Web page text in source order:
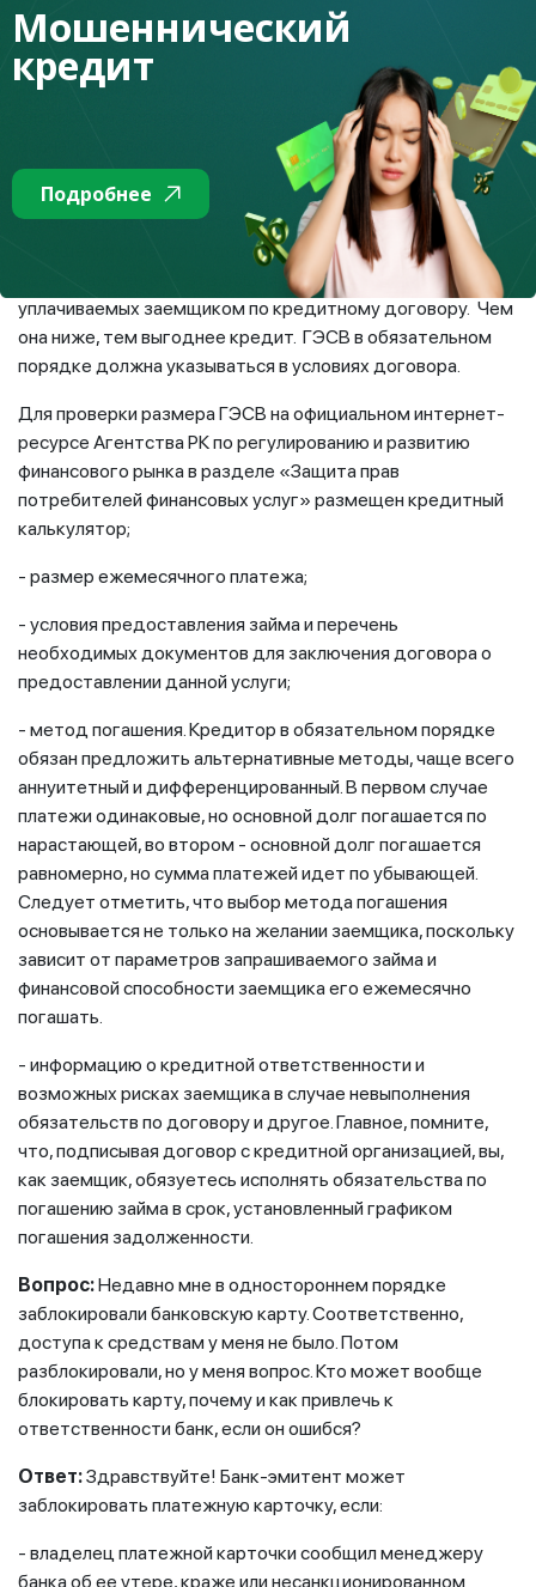
- срок предоставления займа;
- вид ставки вознаграждения: фиксированная или
плавающая, порядок расчета в случае, если ставка
вознаграждения является плавающей;
- размер годовой эффективной ставки вознаграждения
(ГЭСВ – это реальная стоимость кредита) на дату
обращения клиента. Годовая эффективная ставка
вознаграждения – это общая сумма всех платежей,
уплачиваемых заемщиком по кредитному договору. Чем
она ниже, тем выгоднее кредит. ГЭСВ в обязательном
порядке должна указываться в условиях договора.
Для проверки размера ГЭСВ на официальном интернет-
ресурсе Агентства РК по регулированию и развитию
финансового рынка в разделе «Защита прав
потребителей финансовых услуг» размещен кредитный
калькулятор;
- размер ежемесячного платежа;
- условия предоставления займа и перечень
необходимых документов для заключения договора о
предоставлении данной услуги;
- метод погашения. Кредитор в обязательном порядке
обязан предложить альтернативные методы, чаще всего
аннуитетный и дифференцированный. В первом случае
платежи одинаковые, но основной долг погашается по
нарастающей, во втором - основной долг погашается
равномерно, но сумма платежей идет по убывающей.
Следует отметить, что выбор метода погашения
основывается не только на желании заемщика, поскольку
зависит от параметров запрашиваемого займа и
финансовой способности заемщика его ежемесячно
погашать.
- информацию о кредитной ответственности и
возможных рисках заемщика в случае невыполнения
обязательств по договору и другое. Главное, помните,
что, подписывая договор с кредитной организацией, вы,
как заемщик, обязуетесь исполнять обязательства по
погашению займа в срок, установленный графиком
погашения задолженности.
Вопрос:Недавно мне в одностороннем порядке
заблокировали банковскую карту. Соответственно,
доступа к средствам у меня не было. Потом
разблокировали, но у меня вопрос. Кто может вообще
блокировать карту, почему и как привлечь к
ответственности банк, если он ошибся?
Ответ:Здравствуйте! Банк-эмитент может
заблокировать платежную карточку, если:
- владелец платежной карточки сообщил менеджеру
банка об ее утере, краже или несанкционированном
Мошеннический
кредит
Подробнее